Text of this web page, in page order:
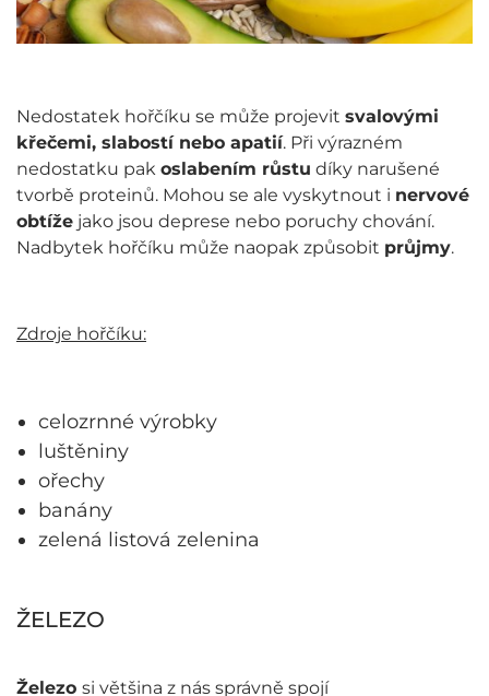
Nedostatek hořčíku se může projevit svalovými
křečemi, slabostí nebo apatií. Při výrazném
nedostatku pak oslabením růstu díky narušené
tvorbě proteinů. Mohou se ale vyskytnout i nervové
obtíže jako jsou deprese nebo poruchy chování.
Nadbytek hořčíku může naopak způsobit průjmy.
Zdroje hořčíku:
celozrnné výrobky
luštěniny
ořechy
banány
zelená listová zelenina
ŽELEZO
Železo si většina z nás správně spojí